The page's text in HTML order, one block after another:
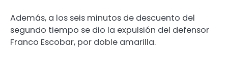
Además, a los seis minutos de descuento del
segundo tiempo se dio la expulsión del defensor
Franco Escobar, por doble amarilla.